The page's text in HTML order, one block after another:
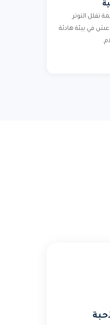
تقلل التوتر
عش في بيئة هادئة